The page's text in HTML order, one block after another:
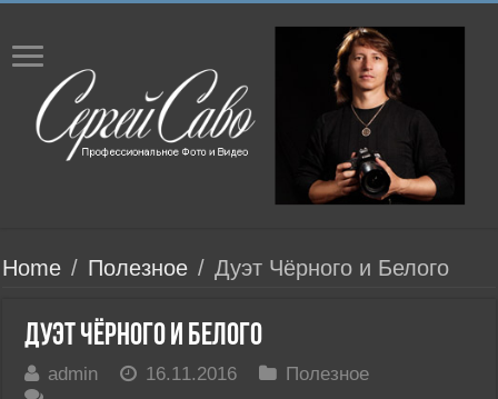
Home / Полезное / Дуэт Чёрного и Белого
Дуэт Чёрного и Белого
admin 16.11.2016 Полезное